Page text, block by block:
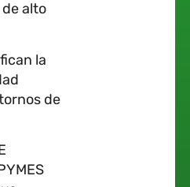
alto
la
de